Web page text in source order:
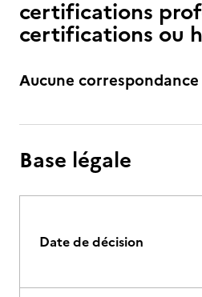
certifications
certifications ou
Aucune correspondance
Base légale
Date de décision